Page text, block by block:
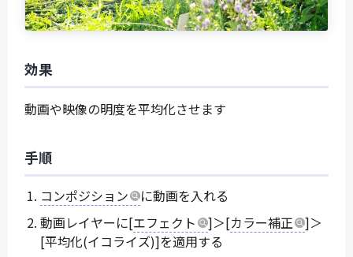
効果
動画や映像の明度を平均化させます
手順
コンポジション
に動画を入れる
動画レイヤーに[エフェクト ]＞[カラー補正
]＞
[平均化(イコライズ)]を適用する